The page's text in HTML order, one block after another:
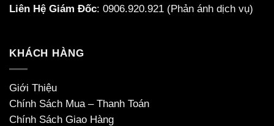
Liên Hệ Giám Đốc: 0906.920.921 (Phản ánh dịch vụ)
KHÁCH HÀNG
Giới Thiệu
Chính Sách Mua – Thanh Toán
Chính Sách Giao Hàng